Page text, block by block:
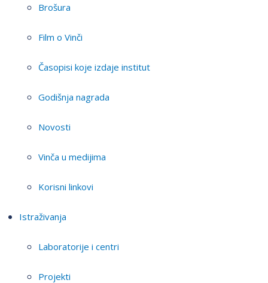
Brošura
Film o Vinči
Časopisi koje izdaje institut
Godišnja nagrada
Novosti
Vinča u medijima
Korisni linkovi
Istraživanja
Laboratorije i centri
Projekti